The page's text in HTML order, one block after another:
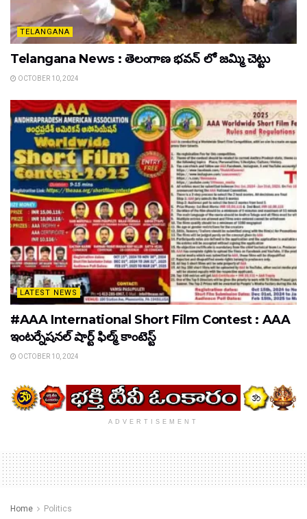
TELANGANA
Telangana News : తెలంగాణ భవన్ లో జమ్మి చెట్టు
OCTOBER 10, 2024
LATEST NEWS
#AAA International Short Film Contest : AAA
ఇంటర్నేషనల్ షార్ట్ ఫిల్మ్ కాంటెస్ట్
OCTOBER 10, 2024
ADVERTISEMENT
Home Politics